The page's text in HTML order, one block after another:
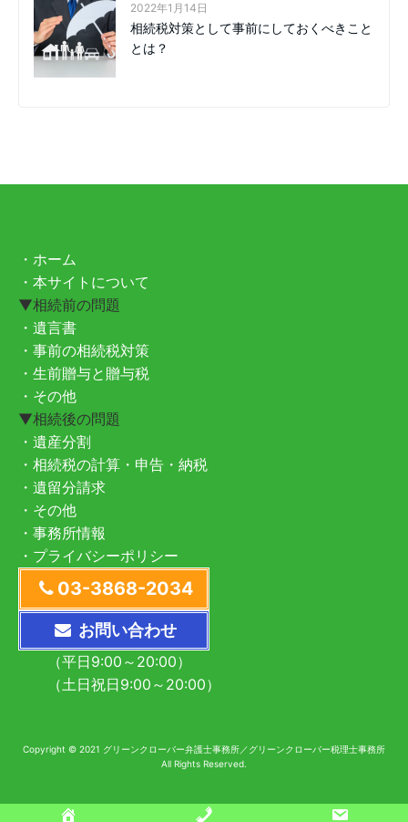
2022年1月14日
相続税対策として事前にしておくべきこと
とは？
・ホーム
・本サイトについて
▼相続前の問題
・遺言書
・事前の相続税対策
・生前贈与と贈与税
・その他
▼相続後の問題
・遺産分割
・相続税の計算・申告・納税
・遺留分請求
・その他
・事務所情報
・プライバシーポリシー
03-3868-2034
お問い合わせ
（平日9:00～20:00）
（土日祝日9:00～20:00）
Copyright © 2021 グリーンクローバー弁護士事務所／グリーンクローバー税理士事務所
All Rights Reserved.